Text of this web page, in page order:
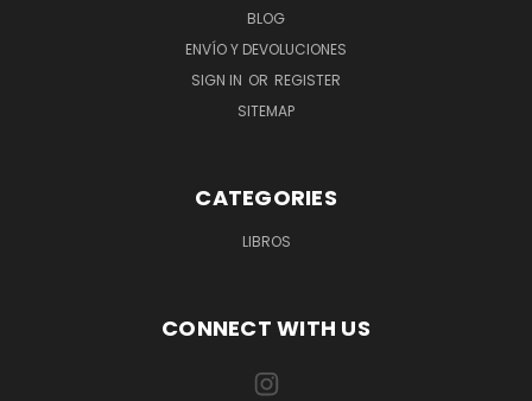
BLOG
ENVÍO Y DEVOLUCIONES
SIGN IN OR REGISTER
SITEMAP
CATEGORIES
LIBROS
CONNECT WITH US